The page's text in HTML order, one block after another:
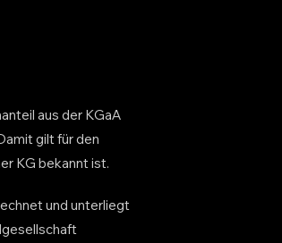
aus der KGaA
gilt für den
KG bekannt ist.
und unterliegt